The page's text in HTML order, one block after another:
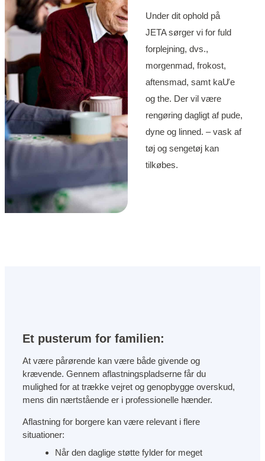
Under dit ophold på
JETA sørger vi for fuld
forplejning, dvs.,
morgenmad, frokost,
aftensmad, samt kaƯe
og the. Der vil være
rengøring dagligt af pude,
dyne og linned. – vask af
tøj og sengetøj kan
tilkøbes.
Et pusterum for familien:
At være pårørende kan være både givende og
krævende. Gennem aflastningspladserne får du
mulighed for at trække vejret og genopbygge overskud,
mens din nærtstående er i professionelle hænder.
Aflastning for borgere kan være relevant i flere
situationer:
Når den daglige støtte fylder for meget